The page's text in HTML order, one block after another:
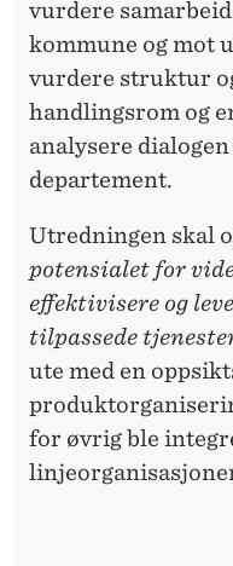
vurdere
kommune og mot
vurdere struktur
handlingsrom og
analysere
departement.
Utredningen skal
potensialet for
effektivisere og
tilpassede
ute med en
for øvrig ble